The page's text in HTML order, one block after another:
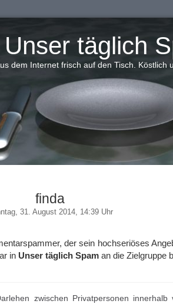
Unser täglich
dem Internet frisch auf den Tisch. Köstlich
finda
31. August 2014, 14:39 Uhr
der sein hochseriöses
in Unser täglich Spam an die Zielgruppe
zwischen Privatpersonen innerhalb